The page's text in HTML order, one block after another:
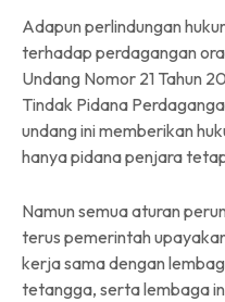
Adapun perlindungan
terhadap perdagangan
Undang Nomor 21 Tahun
Tindak Pidana
undang ini memberikan
hanya pidana penjara
Namun semua aturan
terus pemerintah
kerja sama dengan
tetangga, serta lembaga